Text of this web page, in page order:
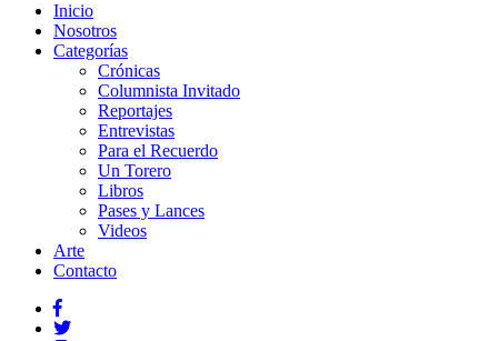
Inicio
Nosotros
Categorías
Crónicas
Columnista Invitado
Reportajes
Entrevistas
Para el Recuerdo
Un Torero
Libros
Pases y Lances
Videos
Arte
Contacto